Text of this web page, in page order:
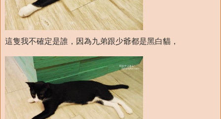
這隻我不確定是誰，因為九弟跟少爺都是黑白貓，